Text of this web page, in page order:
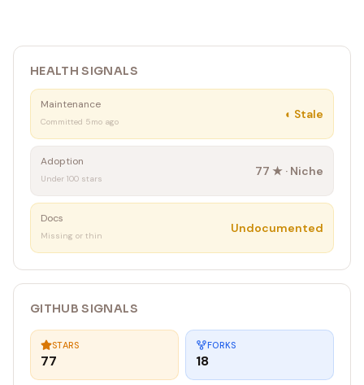
HEALTH SIGNALS
Maintenance
Committed 5mo ago
◐ Stale
Adoption
Under 100 stars
77 ★ · Niche
Docs
Missing or thin
Undocumented
GITHUB SIGNALS
STARS
77
FORKS
18